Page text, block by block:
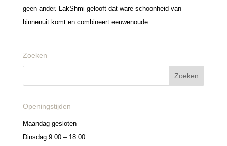
geen ander. LakShmi gelooft dat ware schoonheid van
binnenuit komt en combineert eeuwenoude...
Zoeken
Openingstijden
Maandag gesloten
Dinsdag 9:00 – 18:00